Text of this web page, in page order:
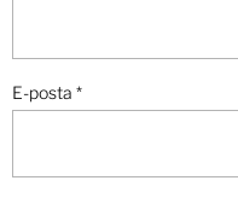
E-posta *